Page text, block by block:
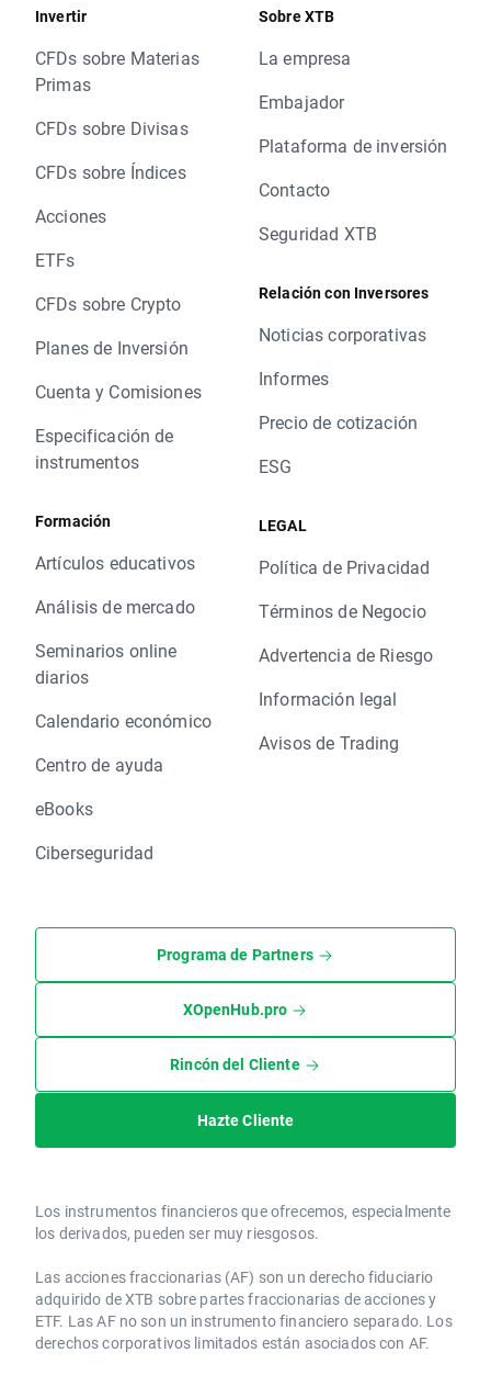
Invertir
CFDs sobre Materias
Primas
CFDs sobre Divisas
CFDs sobre Índices
Acciones
ETFs
CFDs sobre Crypto
Planes de Inversión
Cuenta y Comisiones
Especificación de
instrumentos
Formación
Artículos educativos
Análisis de mercado
Seminarios online
diarios
Calendario económico
Centro de ayuda
eBooks
Ciberseguridad
Sobre XTB
La empresa
Embajador
Plataforma de inversión
Contacto
Seguridad XTB
Relación con Inversores
Noticias corporativas
Informes
Precio de cotización
ESG
LEGAL
Política de Privacidad
Términos de Negocio
Advertencia de Riesgo
Información legal
Avisos de Trading
Programa de Partners
XOpenHub.pro
Rincón del Cliente
Hazte Cliente
Los instrumentos financieros que ofrecemos, especialmente
los derivados, pueden ser muy riesgosos.
Las acciones fraccionarias (AF) son un derecho fiduciario
adquirido de XTB sobre partes fraccionarias de acciones y
ETF. Las AF no son un instrumento financiero separado. Los
derechos corporativos limitados están asociados con AF.